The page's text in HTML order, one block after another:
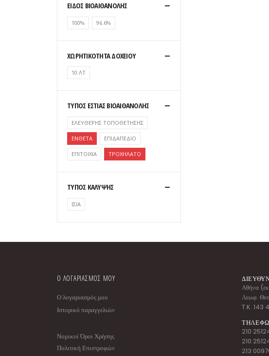
ΕΙΔΟΣ ΒΙΟΑΙΘΑΝΟΛΗΣ
100% 96.6%
ΧΩΡΗΤΙΚΟΤΗΤΑ ΔΟΧΕΙΟΥ
10 ΛΤ
ΤΥΠΟΣ ΕΣΤΙΑΣ ΒΙΟΑΙΘΑΝΟΛΗΣ
ΕΛΕΥΘΕΡΗΣ ΤΟΠΟΘΕΤΗΣΗΣ
ΕΝΘΕΤΑ ΕΠΙΔΑΠΕΔΙΟ
ΕΠΙΤΟΙΧΙΑ ΤΡΟΧΗΛΑΤΟ
ΤΥΠΟΣ ΚΑΛΥΨΗΣ
ΙΣΙΑ
Ο ΛΟΓΑΡΙΑΣΜΟΣ ΜΟΥ
Ο λογαριασμός μου
Ιστορικό παραγγελιών
Νομικοί Όροι Χρήσης
Πολιτική Επιστροφών
Αθήνα
Λεωφ.
T.K. 143
210
210
213